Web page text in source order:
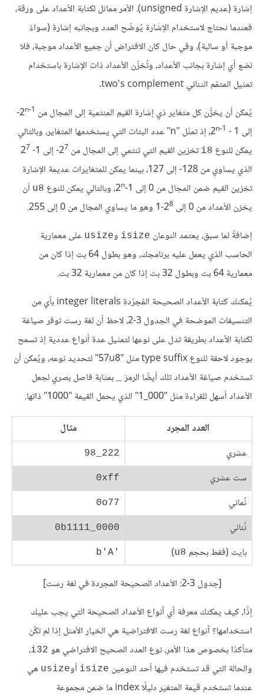
إشارة (عديم الإشارة unsigned). الأمر مماثل لكتابة الأعداد على ورقة،
فعندما نحتاج لاستخدام الإشارة يُوضّح العدد وبجانبه إشارة (سواءً
موجبة أو سالبة)، وفي حال كان الافتراض أن جميع الأعداد موجبة، فلا
نضع أي إشارة بجانب الأعداد، وتُخزّن الأعداد ذات الإشارة باستخدام
تمثيل المتمّم الثنائي two's complement.
يُمكن أن يخزِّن كل متغاير ذي إشارة القيم المنتمية إلى المجال من 2 n-1
-
إلى 2
n-1
- 1، إذ تمثّل "n" عدد البتات التي يستخدمها المتغاير، وبالتالي
يمكن للنوع i8 تخزين القيم التي تنتمي إلى المجال من 2 7 - إلى 1- 2 7
الذي يساوي من ‎-128 إلى 127، بينما يمكن للمتغايرات عديمة الإشارة
تخزين القيم ضمن المجال من 0 إلى 2
n-1، وبالتالي يمكن للنوع u8 أن
يخزن الأعداد من 0 إلى 2
8 -1 وهو ما يساوي المجال من 0 إلى 255.
إضافةً لما سبق، يعتمد النوعان isize وusize على معمارية
الحاسب الذي يعمل عليه برنامجك، وهو بطول 64 بت إذا كان من
معمارية 64 بت وبطول 32 بت إذا كان من معمارية 32 بت.
يُمكنك كتابة الأعداد الصحيحة المُجرّدة integer literals بأي من
التنسيقات الموضحة في الجدول 3-2، لاحظ أن لغة رست توفر صياغة
لكتابة الأعداد بطريقة تدل على نوعها لتمثيل عدة أنواع عددية إذ تسمح
بوجود لاحقة للنوع type suffix مثل "57u8" لتحديد نوعه، ويُمكن أن
تستخدم صياغة الأعداد تلك أيضًا الرمز
بمثابة فاصل بصري لجعل
الأعداد أسهل للقراءة مثل "1‎_000" الذي يحمل القيمة "1000" ذاتها.
العدد المجرد
مثال
عشري
98‎_222
ست عشري 0xff
ثُماني 0o77
ثُنائي 0b1111_0000
بايت (فقط بحجم u8
)
b'A'‎
[جدول 3-2: الأعداد الصحيحة المجردة في لغة رست]
إذًا، كيف يمكنك معرفة أي أنواع الأعداد الصحيحة التي يجب عليك
استخدامها؟ أنواع لغة رست الافتراضية هي الخيار الأمثل إذا لم تكُن
متأكدًا بخصوص هذا الأمر، نوع العدد الصحيح الافتراضي هو i32،
والحالة التي قد تستخدم فيها أحد النوعين isize أوusize هي
عندما تستخدم قيمة المتغير دليلًا index ما ضمن مجموعة